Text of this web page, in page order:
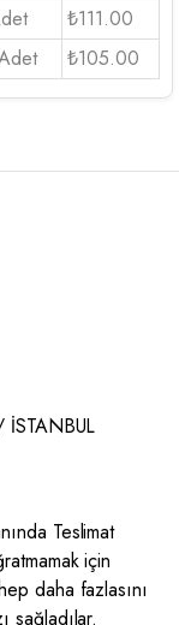
₺111.00
₺105.00
İSTANBUL
Teslimat
için
daha fazlasını
sağladılar.